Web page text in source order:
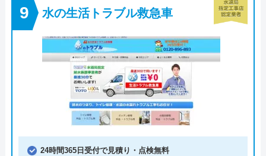
水の生活トラブル救急車
24時間365日受付で見積り・点検無料